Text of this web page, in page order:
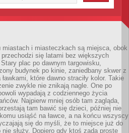
miastach i miasteczkach są miejsca, obok
przechodzi się latami bez większych
plac po dawnym targowisku,
budynek po kinie, zaniedbany skwer z
ławkami, które dawno straciły kolor. Takie
zwykle nie znikają nagle. One po
wypadają z codziennego życia
Najpierw mniej osób tam zagląda,
tam bawić się dzieci, później nie
usiąść na ławce, a na końcu wszyscy
się do myśli, że to miejsce już do
nie służy. Dopiero gdy ktoś zada proste